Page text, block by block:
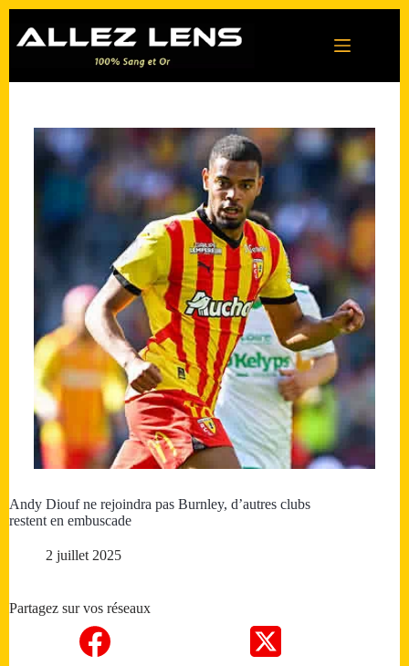
contenu
Andy Diouf ne rejoindra pas Burnley, d’autres clubs
restent en embuscade
2 juillet 2025
Partagez sur vos réseaux